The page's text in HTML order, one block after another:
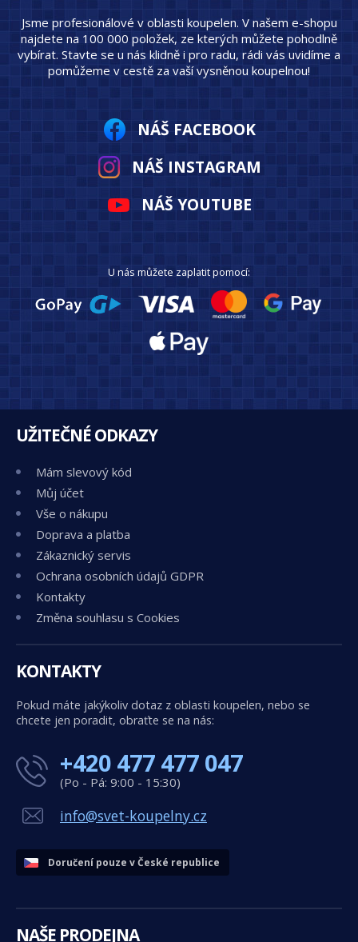
Jsme profesionálové v oblasti koupelen. V našem e-shopu
najdete na 100 000 položek, ze kterých můžete pohodlně
vybírat. Stavte se u nás klidně i pro radu, rádi vás uvidíme a
pomůžeme v cestě za vaší vysněnou koupelnou!
NÁŠ FACEBOOK
NÁŠ INSTAGRAM
NÁŠ YOUTUBE
U nás můžete zaplatit pomocí:
UŽITEČNÉ ODKAZY
Mám slevový kód
Můj účet
Vše o nákupu
Doprava a platba
Zákaznický servis
Ochrana osobních údajů GDPR
Kontakty
Změna souhlasu s Cookies
KONTAKTY
Pokud máte jakýkoliv dotaz z oblasti koupelen, nebo se
chcete jen poradit, obraťte se na nás:
+420 477 477 047
(Po - Pá: 9:00 - 15:30)
info@svet-koupelny.cz
Doručení pouze v České republice
NAŠE PRODEJNA